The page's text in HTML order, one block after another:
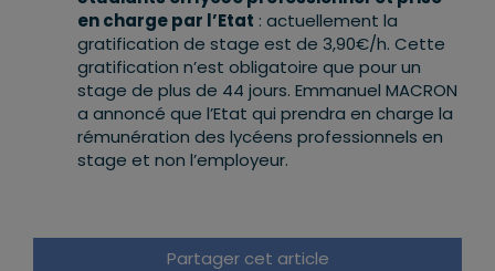
en charge par l’Etat : actuellement la
gratification de stage est de 3,90€/h. Cette
gratification n’est obligatoire que pour un
stage de plus de 44 jours. Emmanuel MACRON
a annoncé que l’Etat qui prendra en charge la
rémunération des lycéens professionnels en
stage et non l’employeur.
Partager cet article